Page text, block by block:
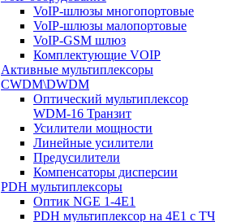
VoIP-шлюзы многопортовые
VoIP-шлюзы малопортовые
VoIP-GSM шлюз
Комплектующие VOIP
Активные мультиплексоры
CWDM\DWDM
Оптический мультиплексор
WDM-16 Транзит
Усилители мощности
Линейные усилители
Предусилители
Компенсаторы дисперсии
PDH мультиплексоры
Оптик NGE 1-4E1
PDH мультиплексор на 4Е1 с ТЧ